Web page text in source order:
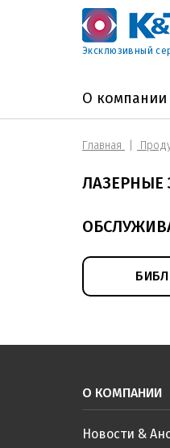
Эксклюзивный
О компании
Главная
ЛАЗЕРНЫЕ
О КОМПАНИИ
Новости &